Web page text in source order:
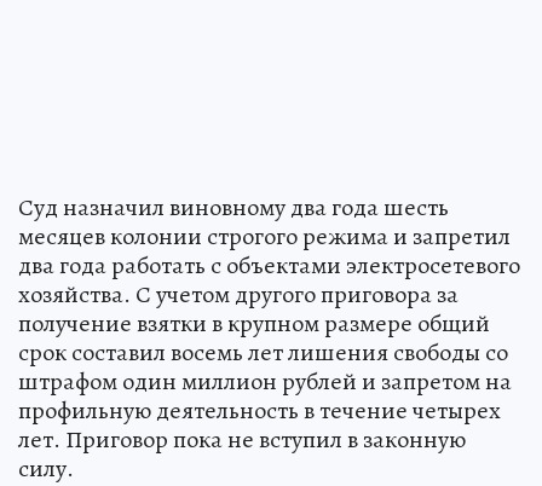
Суд назначил виновному два года шесть
месяцев колонии строгого режима и запретил
два года работать с объектами электросетевого
хозяйства. С учетом другого приговора за
получение взятки в крупном размере общий
срок составил восемь лет лишения свободы со
штрафом один миллион рублей и запретом на
профильную деятельность в течение четырех
лет. Приговор пока не вступил в законную
силу.